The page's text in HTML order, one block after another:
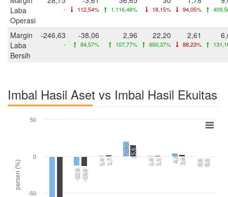
Laba
Operasi
- 112,54% 1.116,48% 18,15% 94,05%
Margin
Laba
Bersih
-246,63
-
-38,06
84,57%
2,96
107,77%
22,20
650,37%
2,61
88,23%
Imbal Hasil Aset vs Imbal Hasil Ekuitas
persen (%) -12,6
1,4
20,5
1,4 4,3 0,5
-13,6
1,7
15,6
1,1 2,6 0,3
-50
0
50